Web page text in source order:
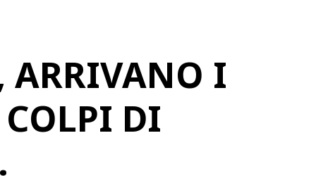
ARRIVANO I
DI